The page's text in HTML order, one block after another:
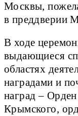
Москвы,
в преддверии
В ходе
выдающиеся
областях
наградами и
наград –
Крымского,